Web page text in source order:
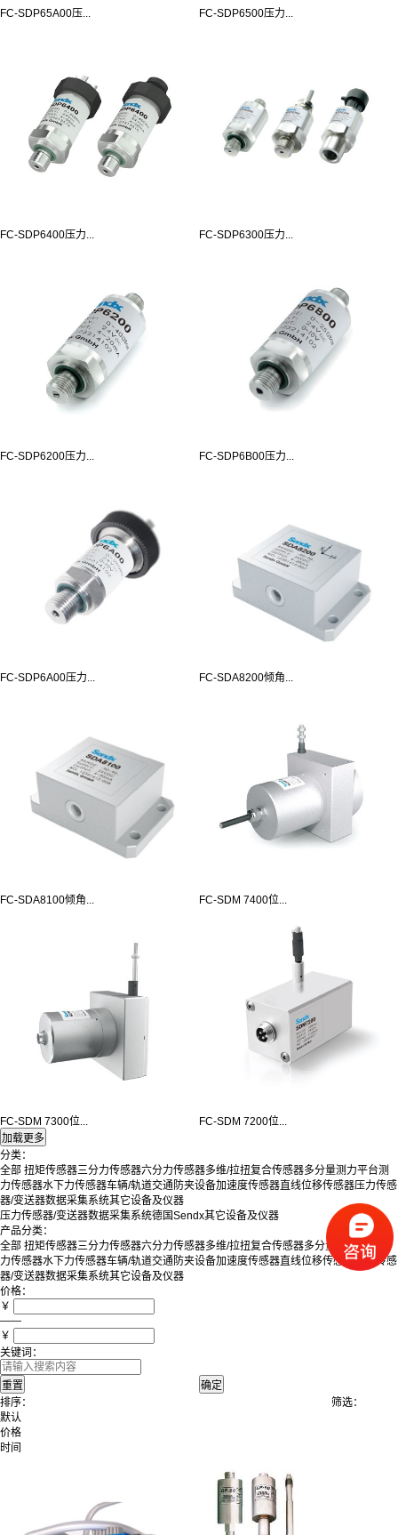
FC-SDP65A00压... FC-SDP6500压力...
FC-SDP6400压力... FC-SDP6300压力...
FC-SDP6200压力... FC-SDP6B00压力...
FC-SDP6A00压力... FC-SDA8200倾角...
FC-SDA8100倾角... FC-SDM 7400位...
FC-SDM 7300位... FC-SDM 7200位...
分类：
全部 扭矩传感器三分力传感器六分力传感器多维/拉扭复合传感器多分量测力平台测
力传感器水下力传感器车辆/轨道交通防夹设备加速度传感器直线位移传感器压力传感
器/变送器数据采集系统其它设备及仪器
压力传感器/变送器数据采集系统德国Sendx其它设备及仪器
产品分类：
全部 扭矩传感器三分力传感器六分力传感器多维/拉扭复合传感器多分量测力平台
力传感器水下力传感器车辆/轨道交通防夹设备加速度传感器直线位移传感器压力传感
器/变送器数据采集系统其它设备及仪器
价格：
￥
——
￥
关键词：
排序：
默认
价格
时间
筛选：